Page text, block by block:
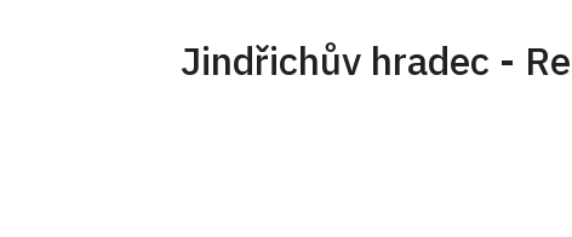
Jindřichův hradec -